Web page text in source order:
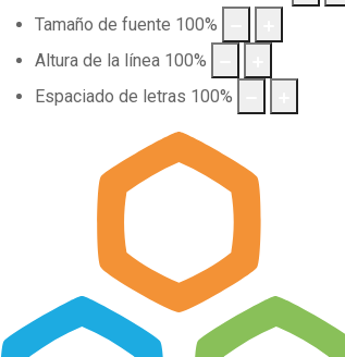
Tamaño de fuente 100%
Altura de la línea 100%
Espaciado de letras 100%